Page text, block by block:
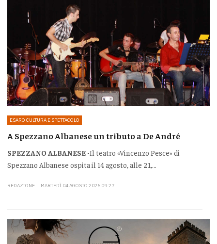
ESARO CULTURA E SPETTACOLO
A Spezzano Albanese un tributo a De André
SPEZZANO ALBANESE -Il teatro «Vincenzo Pesce» di
Spezzano Albanese ospita il 14 agosto, alle 21,...
REDAZIONE MARTEDÌ 04 AGOSTO 2026 09:27